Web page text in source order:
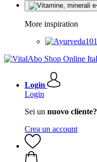
More inspiration
Login
Login
Sei un nuovo cliente?
Crea un account